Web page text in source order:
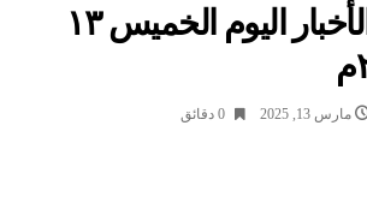
عناوين أهم الأخبار اليوم الخميس ١٣
مارس 13, 2025 0 ‫دقائق‬